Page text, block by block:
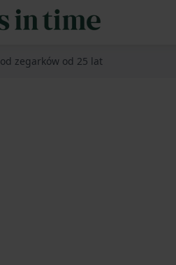
zegarków od 25 lat